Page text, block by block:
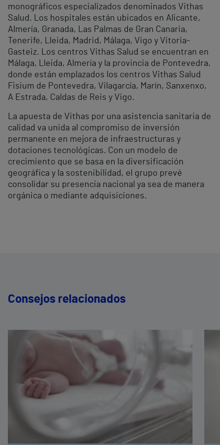
monográficos especializados denominados Vithas
Salud. Los hospitales están ubicados en Alicante,
Almería, Granada, Las Palmas de Gran Canaria,
Tenerife, Lleida, Madrid, Málaga, Vigo y Vitoria-
Gasteiz. Los centros Vithas Salud se encuentran en
Málaga, Lleida, Almería y la provincia de Pontevedra,
donde están emplazados los centros Vithas Salud
Fisium de Pontevedra, Vilagarcía, Marín, Sanxenxo,
A Estrada, Caldas de Reis y Vigo.
La apuesta de Vithas por una asistencia sanitaria de
calidad va unida al compromiso de inversión
permanente en mejora de infraestructuras y
dotaciones tecnológicas. Con un modelo de
crecimiento que se basa en la diversificación
geográfica y la sostenibilidad, el grupo prevé
consolidar su presencia nacional ya sea de manera
orgánica o mediante adquisiciones.
Consejos relacionados